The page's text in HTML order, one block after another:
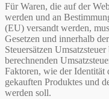
Für Waren, die auf der
werden und an
(EU) versandt werden,
Gesetzen und innerhalb
Steuersätzen
berechnenden
Faktoren, wie der Identität
gekauften Produktes und
werden soll.